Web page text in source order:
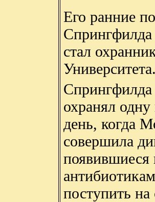
Его ранние
стал
охранял одну
день, когда
совершила
появившиеся
поступить